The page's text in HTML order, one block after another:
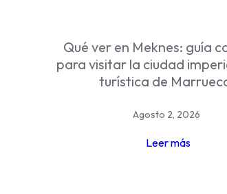
Qué ver en Meknes: guía
para visitar la ciudad
turística de
Agosto 2, 2026
Leer más